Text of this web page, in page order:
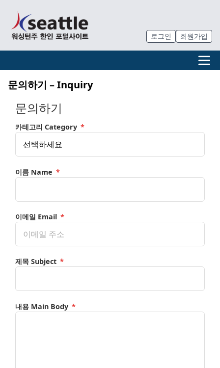
로그인 회원가입
문의하기 – Inquiry
문의하기
카테고리 Category *
이름 Name *
이메일 Email *
제목 Subject *
내용 Main Body *